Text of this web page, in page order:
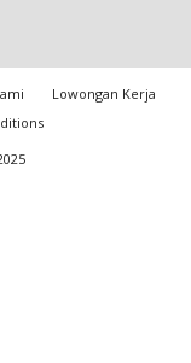
Lowongan Kerja